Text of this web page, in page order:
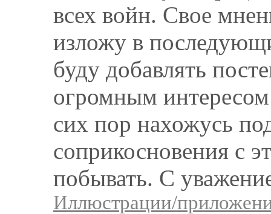
всех войн. Свое
изложу в
буду добавлять
огромным
сих пор нахожусь
соприкосновения с
побывать. С
Иллюстрации/